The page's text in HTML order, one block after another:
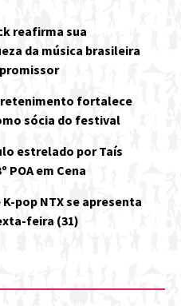
reafirma sua
da música brasileira
fortalece
sócia do festival
estrelado por Taís
POA em Cena
K-pop NTX se apresenta
feira (31)